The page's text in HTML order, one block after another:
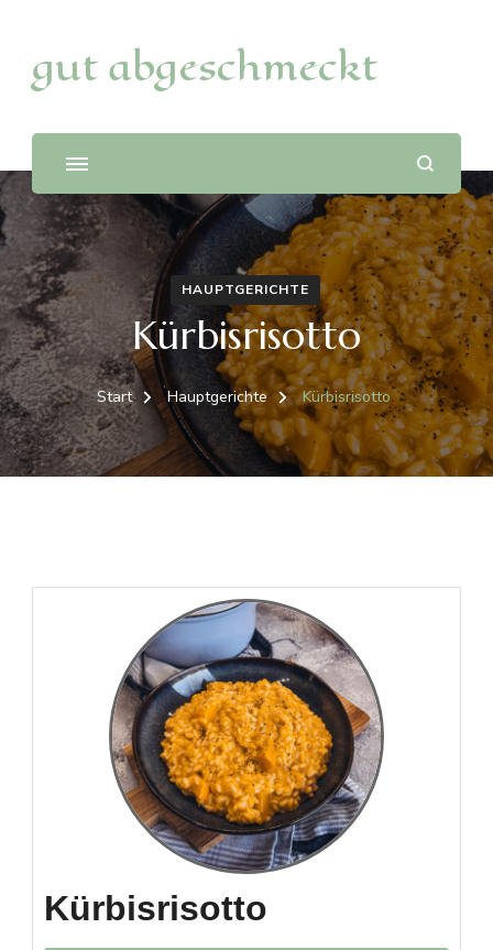
gut abgeschmeckt
HAUPTGERICHTE
Kürbisrisotto
Start Hauptgerichte Kürbisrisotto
Kürbisrisotto